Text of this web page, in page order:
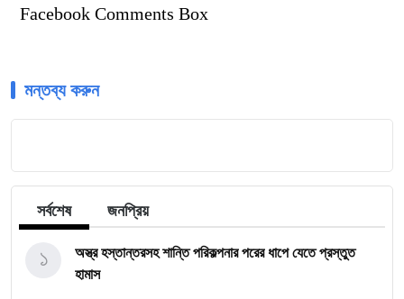
Facebook Comments Box
মন্তব্য করুন
সর্বশেষ জনপ্রিয়
অস্ত্র হস্তান্তরসহ শান্তি পরিকল্পনার পরের ধাপে যেতে প্রস্তুত
হামাস
১